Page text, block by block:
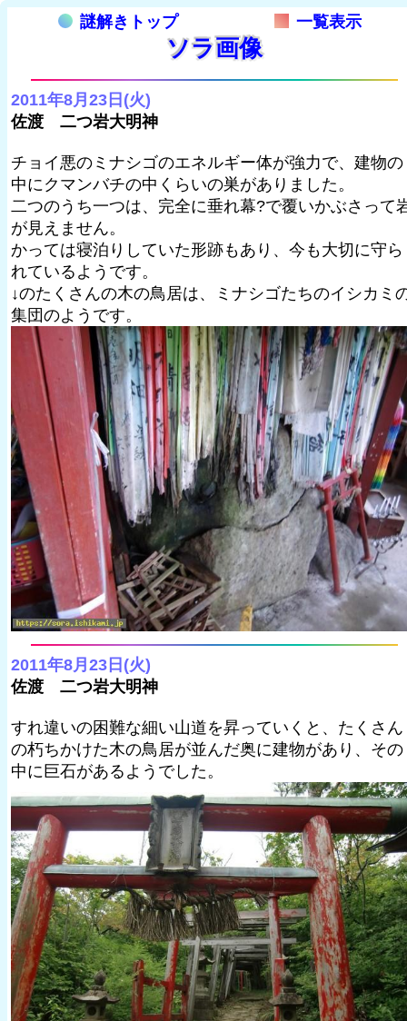
謎解きトップ 一覧表示
ソラ画像
2011年8月23日(火)
佐渡 二つ岩大明神
チョイ悪のミナシゴのエネルギー体が強力で、建物の
中にクマンバチの中くらいの巣がありました。
二つのうち一つは、完全に垂れ幕?で覆いかぶさって
が見えません。
かっては寝泊りしていた形跡もあり、今も大切に守ら
れているようです。
↓のたくさんの木の鳥居は、ミナシゴたちのイシカミ
集団のようです。
2011年8月23日(火)
佐渡 二つ岩大明神
すれ違いの困難な細い山道を昇っていくと、たくさん
の朽ちかけた木の鳥居が並んだ奥に建物があり、その
中に巨石があるようでした。